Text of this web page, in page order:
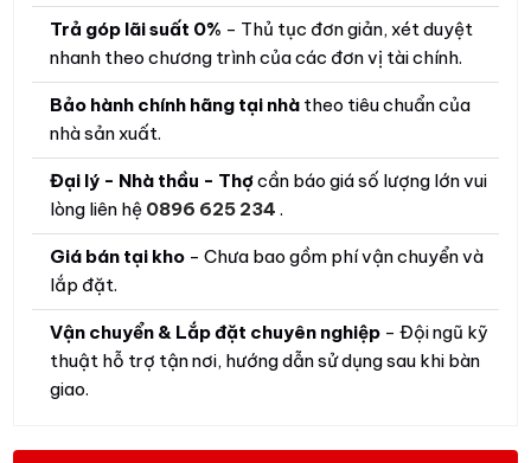
Trả góp lãi suất 0% - Thủ tục đơn giản, xét duyệt
nhanh theo chương trình của các đơn vị tài chính.
Bảo hành chính hãng tại nhà theo tiêu chuẩn của
nhà sản xuất.
Đại lý - Nhà thầu - Thợcần báo giá số lượng lớn vui
lòng liên hệ 0896 625 234.
Giá bán tại kho - Chưa bao gồm phí vận chuyển và
lắp đặt.
Vận chuyển & Lắp đặt chuyên nghiệp - Đội ngũ kỹ
thuật hỗ trợ tận nơi, hướng dẫn sử dụng sau khi bàn
giao.